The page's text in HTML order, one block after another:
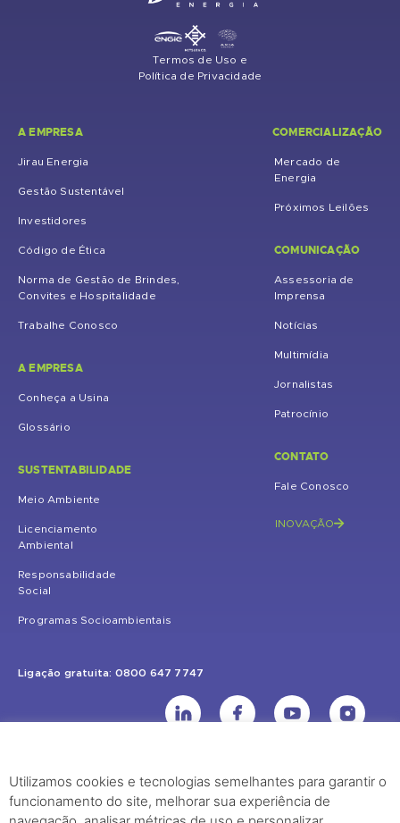
Termos de Uso e
Política de Privacidade
A EMPRESA
Jirau Energia
Gestão Sustentável
Investidores
Código de Ética
Norma de Gestão de Brindes,
Convites e Hospitalidade
Trabalhe Conosco
A EMPRESA
Conheça a Usina
Glossário
SUSTENTABILIDADE
Meio Ambiente
Licenciamento
Ambiental
Responsabilidade
Social
Programas Socioambientais
COMERCIALIZAÇÃO
Mercado de
Energia
Próximos Leilões
COMUNICAÇÃO
Assessoria de
Imprensa
Notícias
Multimídia
Jornalistas
Patrocínio
CONTATO
Fale Conosco
INOVAÇÃO
Ligação gratuita: 0800 647 7747
UHE Jirau
Rodovia BR-364, KM 824 S/Nº - Distrito de Jaci Paraná – Porto Velho
Utilizamos cookies e tecnologias semelhantes para garantir o
funcionamento do site, melhorar sua experiência de